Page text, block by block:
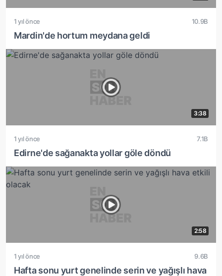
1 yıl önce 10.9B
Mardin'de hortum meydana geldi
3:38
1 yıl önce 7.1B
Edirne'de sağanakta yollar göle döndü
2:58
1 yıl önce 9.6B
Hafta sonu yurt genelinde serin ve yağışlı hava